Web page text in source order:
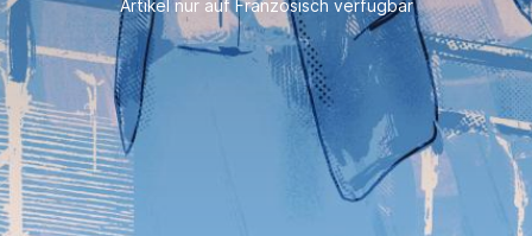
Artikel nur auf Französisch verfügbar